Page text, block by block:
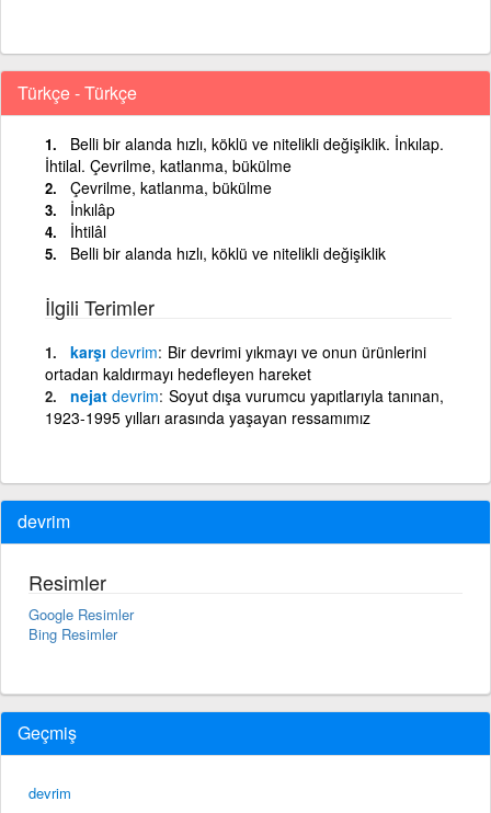
Türkçe - Türkçe
Belli bir alanda hızlı, köklü ve nitelikli değişiklik. İnkılap.
İhtilal. Çevrilme, katlanma, bükülme
Çevrilme, katlanma, bükülme
İnkılâp
İhtilâl
Belli bir alanda hızlı, köklü ve nitelikli değişiklik
İlgili Terimler
karşı devrim Bir devrimi yıkmayı ve onun ürünlerini
ortadan kaldırmayı hedefleyen hareket
nejat devrim Soyut dışa vurumcu yapıtlarıyla tanınan,
1923-1995 yılları arasında yaşayan ressamımız
devrim
Resimler
Google Resimler
Bing Resimler
Geçmiş
devrim